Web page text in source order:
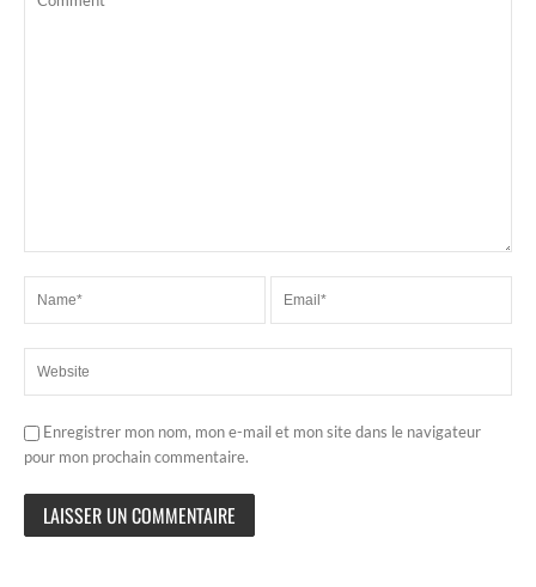
Enregistrer mon nom, mon e-mail et mon site dans le navigateur
pour mon prochain commentaire.